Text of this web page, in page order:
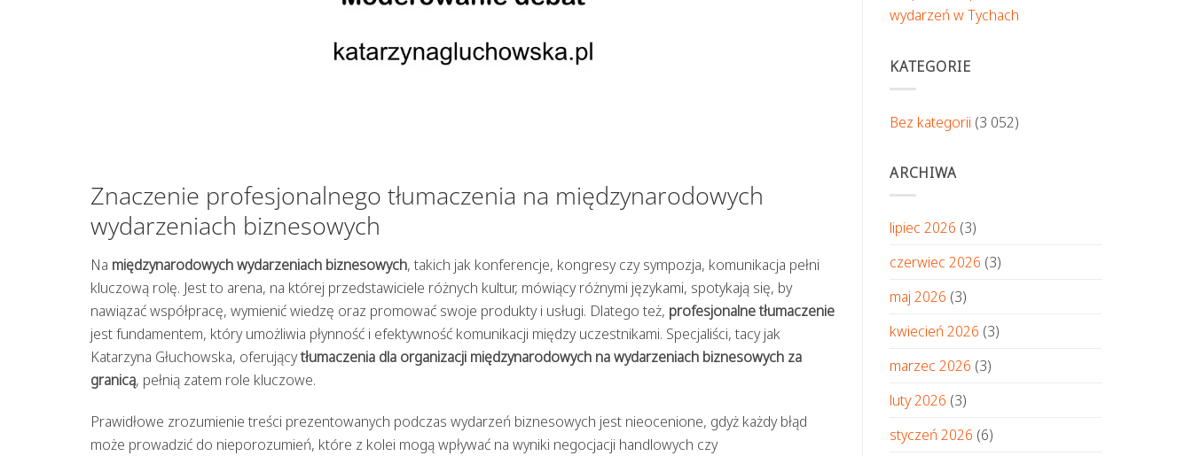
Znaczenie profesjonalnego tłumaczenia na międzynarodowych
wydarzeniach biznesowych
Na międzynarodowych wydarzeniach biznesowych, takich jak konferencje, kongresy czy sympozja, komunikacja pełni
kluczową rolę. Jest to arena, na której przedstawiciele różnych kultur, mówiący różnymi językami, spotykają się, by
nawiązać współpracę, wymienić wiedzę oraz promować swoje produkty i usługi. Dlatego też, profesjonalne tłumaczenie
jest fundamentem, który umożliwia płynność i efektywność komunikacji między uczestnikami. Specjaliści, tacy jak
Katarzyna Głuchowska, oferującytłumaczenia dla organizacji międzynarodowych na wydarzeniach biznesowych za
granicą, pełnią zatem role kluczowe.
Prawidłowe zrozumienie treści prezentowanych podczas wydarzeń biznesowych jest nieocenione, gdyż każdy błąd
może prowadzić do nieporozumień, które z kolei mogą wpływać na wyniki negocjacji handlowych czy
wydarzeń w Tychach
KATEGORIE
Bez kategorii (3 052)
ARCHIWA
lipiec 2026 (3)
czerwiec 2026 (3)
maj 2026 (3)
kwiecień 2026 (3)
marzec 2026 (3)
luty 2026 (3)
styczeń 2026 (6)